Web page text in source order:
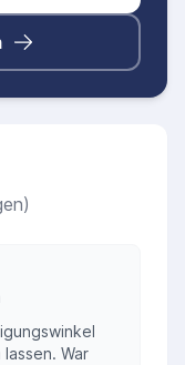
War